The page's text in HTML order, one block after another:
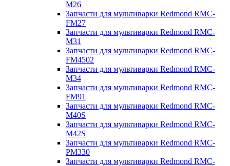
M26
Запчасти для мультиварки Redmond RMC-
FM27
Запчасти для мультиварки Redmond RMC-
M31
Запчасти для мультиварки Redmond RMC-
FM4502
Запчасти для мультиварки Redmond RMC-
M34
Запчасти для мультиварки Redmond RMC-
FM91
Запчасти для мультиварки Redmond RMC-
M40S
Запчасти для мультиварки Redmond RMC-
M42S
Запчасти для мультиварки Redmond RMC-
PM330
Запчасти для мультиварки Redmond RMC-